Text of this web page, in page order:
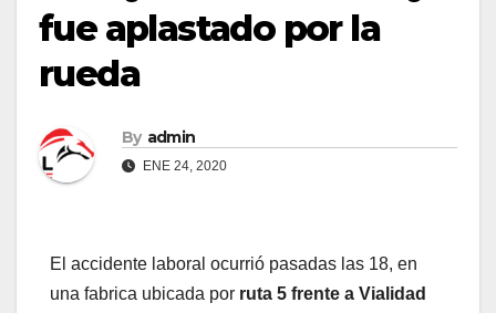
fue aplastado por la
rueda
By admin
ENE 24, 2020
El accidente laboral ocurrió pasadas las 18, en
una fabrica ubicada por ruta 5 frente a Vialidad